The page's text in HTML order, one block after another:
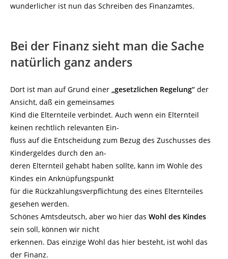
wunderlicher ist nun das Schreiben des Finanzamtes.
Bei der Finanz sieht man die Sache
natürlich ganz anders
Dort ist man auf Grund einer „gesetzlichen Regelung“ der
Ansicht, daß ein gemeinsames
Kind die Elternteile verbindet. Auch wenn ein Elternteil
keinen rechtlich relevanten Ein-
fluss auf die Entscheidung zum Bezug des Zuschusses des
Kindergeldes durch den an-
deren Elternteil gehabt haben sollte, kann im Wohle des
Kindes ein Anknüpfungspunkt
für die Rückzahlungsverpflichtung des eines Elternteiles
gesehen werden.
Schönes Amtsdeutsch, aber wo hier das Wohl des Kindes
sein soll, können wir nicht
erkennen. Das einzige Wohl das hier besteht, ist wohl das
der Finanz.